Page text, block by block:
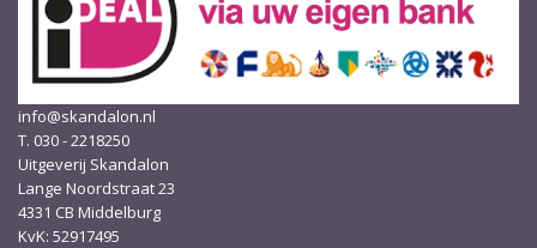
info@skandalon.nl
T. 030 - 2218250
Uitgeverij Skandalon
Lange Noordstraat 23
4331 CB Middelburg
KvK: 52917495